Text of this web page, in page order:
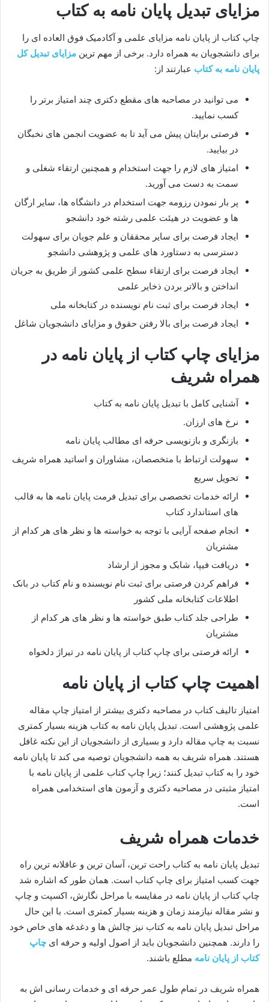
مزایای تبدیل پایان نامه به کتاب
چاپ کتاب از پایان نامه مزایای علمی و آکادمیک فوق العاده ای را
برای دانشجویان به همراه دارد. برخی از مهم ترین مزایای تبدیل کل
پایان نامه به کتاب عبارتند از:
می توانید در مصاحبه های مقطع دکتری چند امتیاز برتر را
کسب نمایید.
فرصتی برایتان پیش می آید تا به عضویت انجمن های نخبگان
در بیایید.
امتیاز های لازم را جهت استخدام و همچنین ارتقاء شغلی و
سمت به دست می آورید.
پر بار نمودن رزومه جهت استخدام در دانشگاه ها، سایر ارگان
ها و عضویت در هیئت علمی رشته خود دانشجو
ایجاد فرصت برای سایر محققان و علم جویان برای سهولت
دسترسی به دستاورد های علمی و پژوهشی دانشجو
ایجاد فرصت برای ارتقاء سطح علمی کشور از طریق به جریان
انداختن و بالاتر بردن ذخایر علمی
ایجاد فرصت برای ثبت نام نویسنده در کتابخانه ملی
ایجاد فرصت برای بالا رفتن حقوق و مزایای دانشجویان شاغل
مزایای چاپ کتاب از پایان نامه در
همراه شریف
آشنایی کامل با تبدیل پایان نامه به کتاب
نرخ های ارزان.
بازنگری و بازنویسی حرفه ای مطالب پایان نامه
سهولت ارتباط با متخصصان، مشاوران و اساتید همراه شریف
تحویل سریع
ارائه خدمات تخصصی برای تبدیل فرمت پایان نامه ها به قالب
های استاندارد کتاب
انجام صفحه آرایی با توجه به خواسته ها و نظر های هر کدام از
مشتریان
دریافت فیپا، شابک و مجوز از ارشاد
فراهم کردن فرصتی برای ثبت نام نویسنده و نام کتاب در بانک
اطلاعات کتابخانه ملی کشور
طراحی جلد کتاب طبق خواسته ها و نظر های هر کدام از
مشتریان
ارائه فرصتی برای چاپ کتاب از پایان نامه در تیراژ دلخواه
اهمیت چا‌پ کتاب از پایان نامه
امتیاز تالیف کتاب در مصاحبه دکتری بیشتر از امتیاز چاپ مقاله
علمی پژوهشی است. تبدیل پایان نامه به کتاب هزینه بسیار کمتری
نسبت به چاپ مقاله دارد و بسیاری از دانشجویان از این نکته غافل
هستند. همراه شریف به همه دانشجویان توصیه می کند تا پایان نامه
خود را به کتاب تبدیل کنند؛ زیرا چاپ کتاب علمی از پایان نامه با
امتیاز مثبتی در مصاحبه دکتری و آزمون های استخدامی همراه
است.
خدمات همراه شریف
تبدیل پایان نامه به کتاب راحت ترین، آسان ترین و عاقلانه ترین راه
جهت کسب امتیاز برای چاپ کتاب است. همان طور که اشاره شد
چاپ کتاب از پایان نامه در مقایسه با مراحل نگارش، اکسپت و چاپ
و نشر مقاله نیازمند زمان و هزینه بسیار کمتری است. با این حال
مراحل تبدیل پایان نامه به کتاب نیز چالش ها و دغدغه های خاص خود
را دارند. همچنین دانشجویان باید از اصول اولیه و حرفه ای چاپ
کتاب از پایان نامه مطلع باشند.
همراه شریف در تمام طول عمر حرفه ای و خدمات رسانی اش به